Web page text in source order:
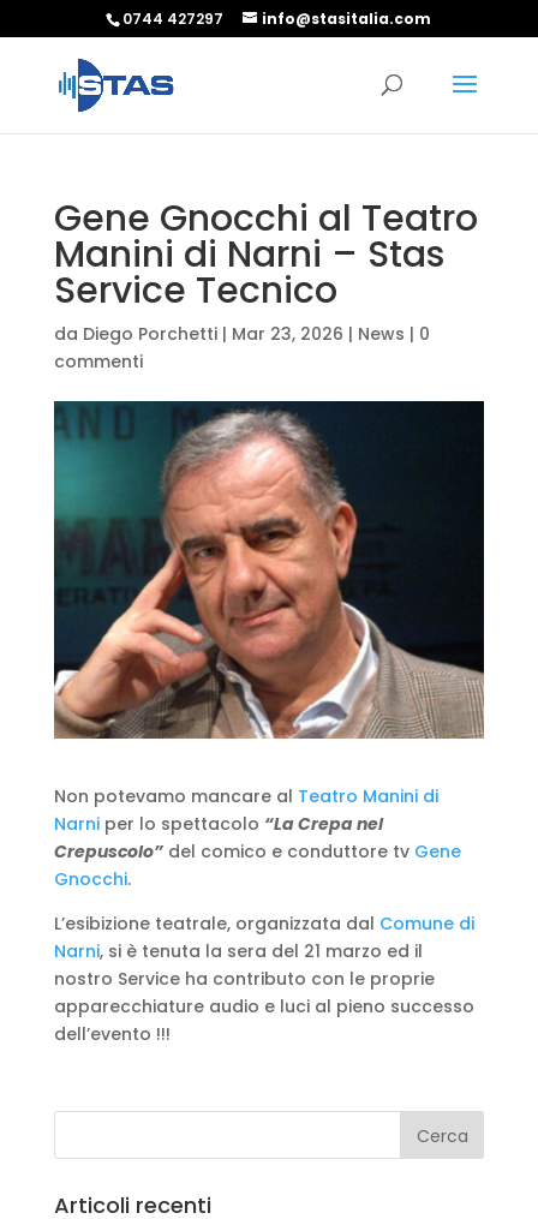
0744 427297 info@stasitalia.com
Gene Gnocchi al Teatro
Manini di Narni – Stas
Service Tecnico
da Diego Porchetti| Mar 23, 2026 | News | 0
commenti
Non potevamo mancare al Teatro Manini di
Narniper lo spettacolo “La Crepa nel
Crepuscolo”del comico e conduttore tv Gene
Gnocchi.
L’esibizione teatrale, organizzata dal Comune di
Narni, si è tenuta la sera del 21 marzo ed il
nostro Service ha contributo con le proprie
apparecchiature audio e luci al pieno successo
dell’evento !!!
Articoli recenti